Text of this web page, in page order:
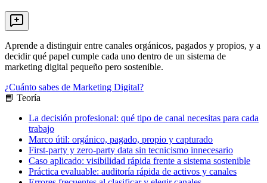
Aprende a distinguir entre canales orgánicos, pagados y propios, y a
decidir qué papel cumple cada uno dentro de un sistema de
marketing digital pequeño pero sostenible.
¿Cuánto sabes de Marketing Digital?
📘 Teoría
La decisión profesional: qué tipo de canal necesitas para cada
trabajo
Marco útil: orgánico, pagado, propio y capturado
First-party y zero-party data sin tecnicismo innecesario
Caso aplicado: visibilidad rápida frente a sistema sostenible
Práctica evaluable: auditoría rápida de activos y canales